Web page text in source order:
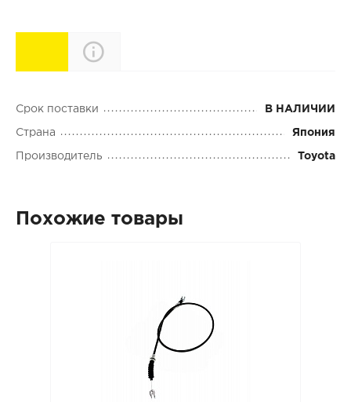
Характеристики
Срок поставки В НАЛИЧИИ
Страна Япония
Производитель Toyota
Похожие товары